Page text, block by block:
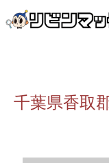
千葉県香取